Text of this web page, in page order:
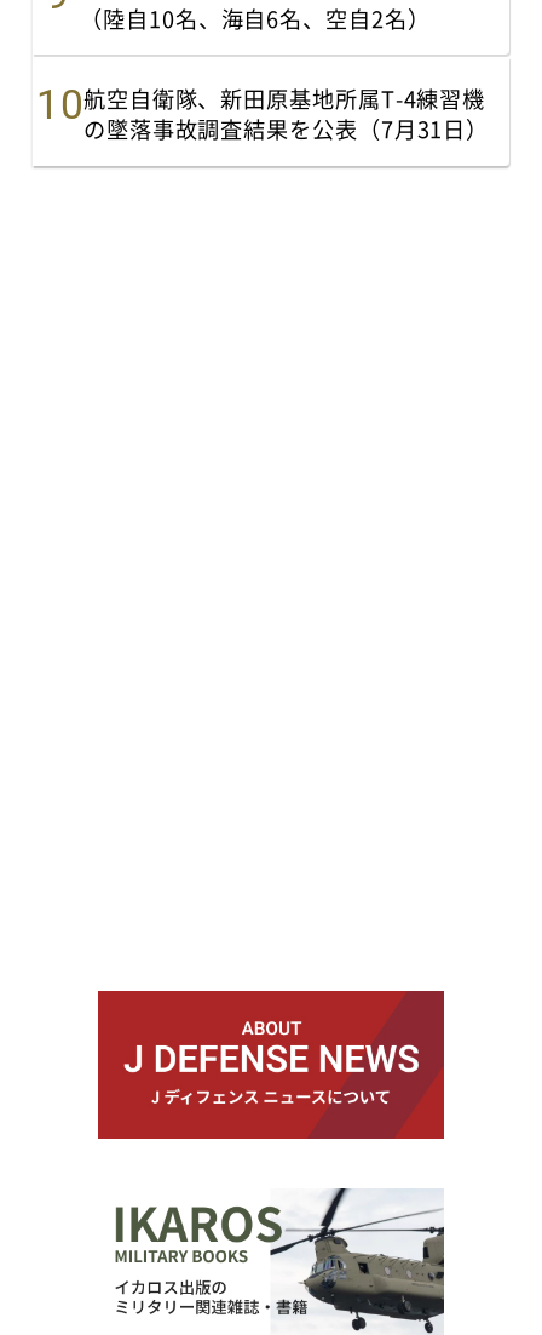
（陸自10名、海自6名、空自2名）
航空自衛隊、新田原基地所属T-4練習機
の墜落事故調査結果を公表（7月31日）